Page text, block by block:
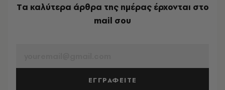
Tα καλύτερα άρθρα της ημέρας έρχονται στο
mail σου
ΕΓΓΡΑΦΕΙΤΕ